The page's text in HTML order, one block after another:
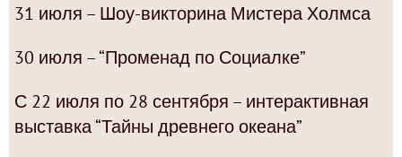
31 июля – Шоу-викторина Мистера Холмса
30 июля – “Променад по Социалке”
С 22 июля по 28 сентября – интерактивная
выставка “Тайны древнего океана”